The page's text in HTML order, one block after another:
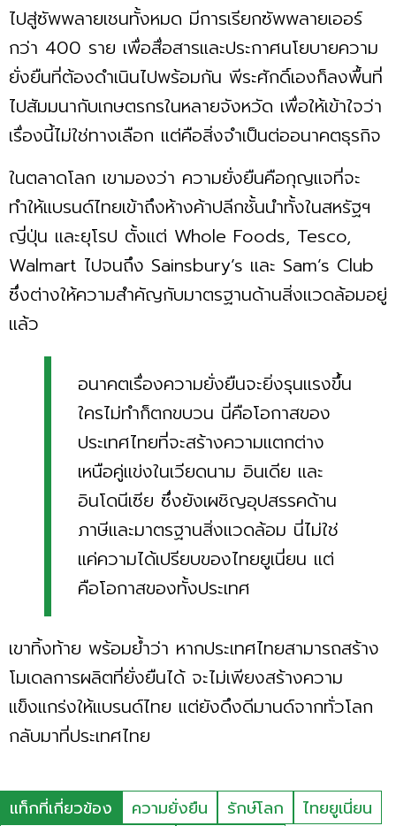
ไปสู่ซัพพลายเชนทั้งหมด มีการเรียกซัพพลายเออร์
กว่า 400 ราย เพื่อสื่อสารและประกาศนโยบายความ
ยั่งยืนที่ต้องดำเนินไปพร้อมกัน พีระศักดิ์เองก็ลงพื้นที่
ไปสัมมนากับเกษตรกรในหลายจังหวัด เพื่อให้เข้าใจว่า
เรื่องนี้ไม่ใช่ทางเลือก แต่คือสิ่งจำเป็นต่ออนาคตธุรกิจ
ในตลาดโลก เขามองว่า ความยั่งยืนคือกุญแจที่จะ
ทำให้แบรนด์ไทยเข้าถึงห้างค้าปลีกชั้นนำทั้งในสหรัฐฯ
ญี่ปุ่น และยุโรป ตั้งแต่ Whole Foods, Tesco,
Walmart ไปจนถึง Sainsbury’s และ Sam’s Club
ซึ่งต่างให้ความสำคัญกับมาตรฐานด้านสิ่งแวดล้อมอยู่
แล้ว
อนาคตเรื่องความยั่งยืนจะยิ่งรุนแรงขึ้น
ใครไม่ทำก็ตกขบวน นี่คือโอกาสของ
ประเทศไทยที่จะสร้างความแตกต่าง
เหนือคู่แข่งในเวียดนาม อินเดีย และ
อินโดนีเซีย ซึ่งยังเผชิญอุปสรรคด้าน
ภาษีและมาตรฐานสิ่งแวดล้อม นี่ไม่ใช่
แค่ความได้เปรียบของไทยยูเนี่ยน แต่
คือโอกาสของทั้งประเทศ
เขาทิ้งท้าย พร้อมย้ำว่า หากประเทศไทยสามารถสร้าง
โมเดลการผลิตที่ยั่งยืนได้ จะไม่เพียงสร้างความ
แข็งแกร่งให้แบรนด์ไทย แต่ยังดึงดีมานด์จากทั่วโลก
กลับมาที่ประเทศไทย
แท็กที่เกี่ยวข้อง ความยั่งยืน รักษ์โลก
ไทยยูเนี่ยน